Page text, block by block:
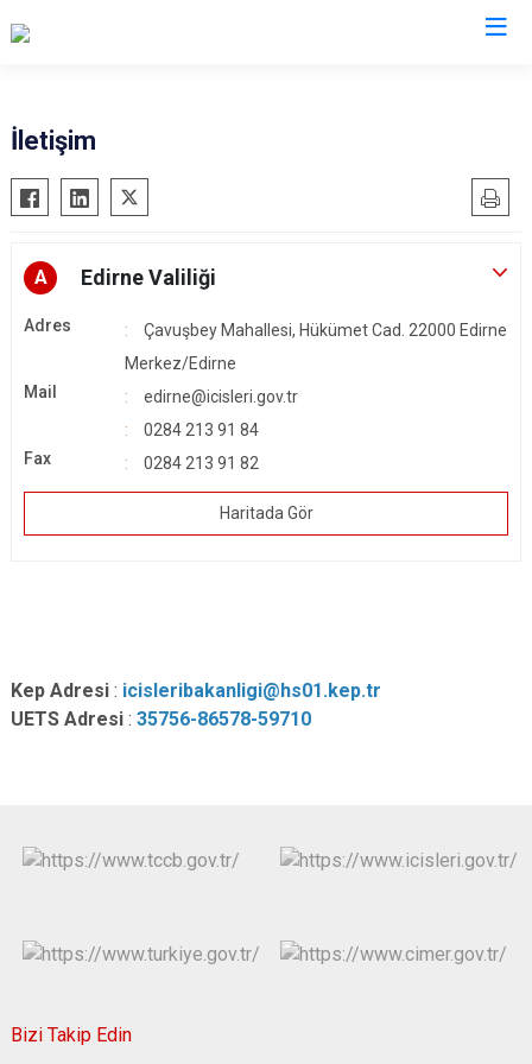
İletişim
A Edirne Valiliği
Adres
Çavuşbey Mahallesi, Hükümet Cad. 22000 Edirne
Merkez/Edirne
Mail
edirne@icisleri.gov.tr
0284 213 91 84
Fax
0284 213 91 82
Haritada Gör
Kep Adresi : icisleribakanligi@hs01.kep.tr
UETS Adresi : 35756-86578-59710
Bizi Takip Edin